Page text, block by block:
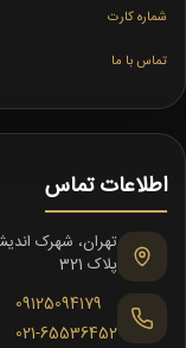
شماره کارت
تماس با ما
اطلاعات تماس
پلاک 321
09125094179
021-65536452